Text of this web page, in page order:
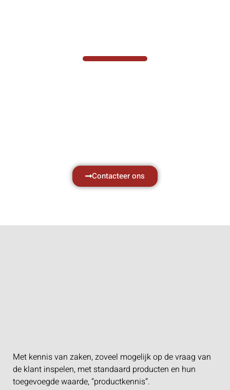
Contacteer ons
Met kennis van zaken, zoveel mogelijk op de vraag van
de klant inspelen, met standaard producten en hun
toegevoegde waarde, “productkennis”.